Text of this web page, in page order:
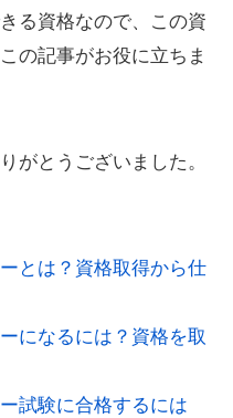
る資格なので、この資
の記事がお役に立ちま
がとうございました。
とは？資格取得から仕
になるには？資格を取
試験に合格するには